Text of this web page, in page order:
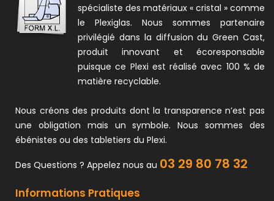
spécialiste des matériaux « cristal » comme
le Plexiglas. Nous sommes partenaire
privilégié dans la diffusion du Green Cast,
produit innovant et écoresponsable
puisque ce Plexi est réalisé avec 100 % de
matière recyclable.
Nous créons des produits dont la transparence n’est pas
une obligation mais un symbole. Nous sommes des
ébénistes ou des tabletiers du Plexi.
Des Questions ? Appelez nous au 03 29 80 78 32
Informations Pratiques